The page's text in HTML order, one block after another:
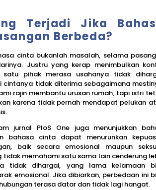
Terjadi Jika
Berbeda?
cinta bukanlah masalah, selama
Justru yang kerap menimbulkan
pihak merasa usahanya tidak
cintanya tidak diterima sebagaimana
rajin membantu urusan rumah, tapi istri
karena tidak pernah mendapat pelukan
jurnal PloS One juga menunjukkan
bahasa cinta dapat menurunkan
baik secara emosional maupun
tidak memahami satu sama lain cenderung
tidak dihargai, yang lama kelamaan
emosional. Jika dibiarkan, perbedaan ini
terasa datar dan tidak lagi hangat.